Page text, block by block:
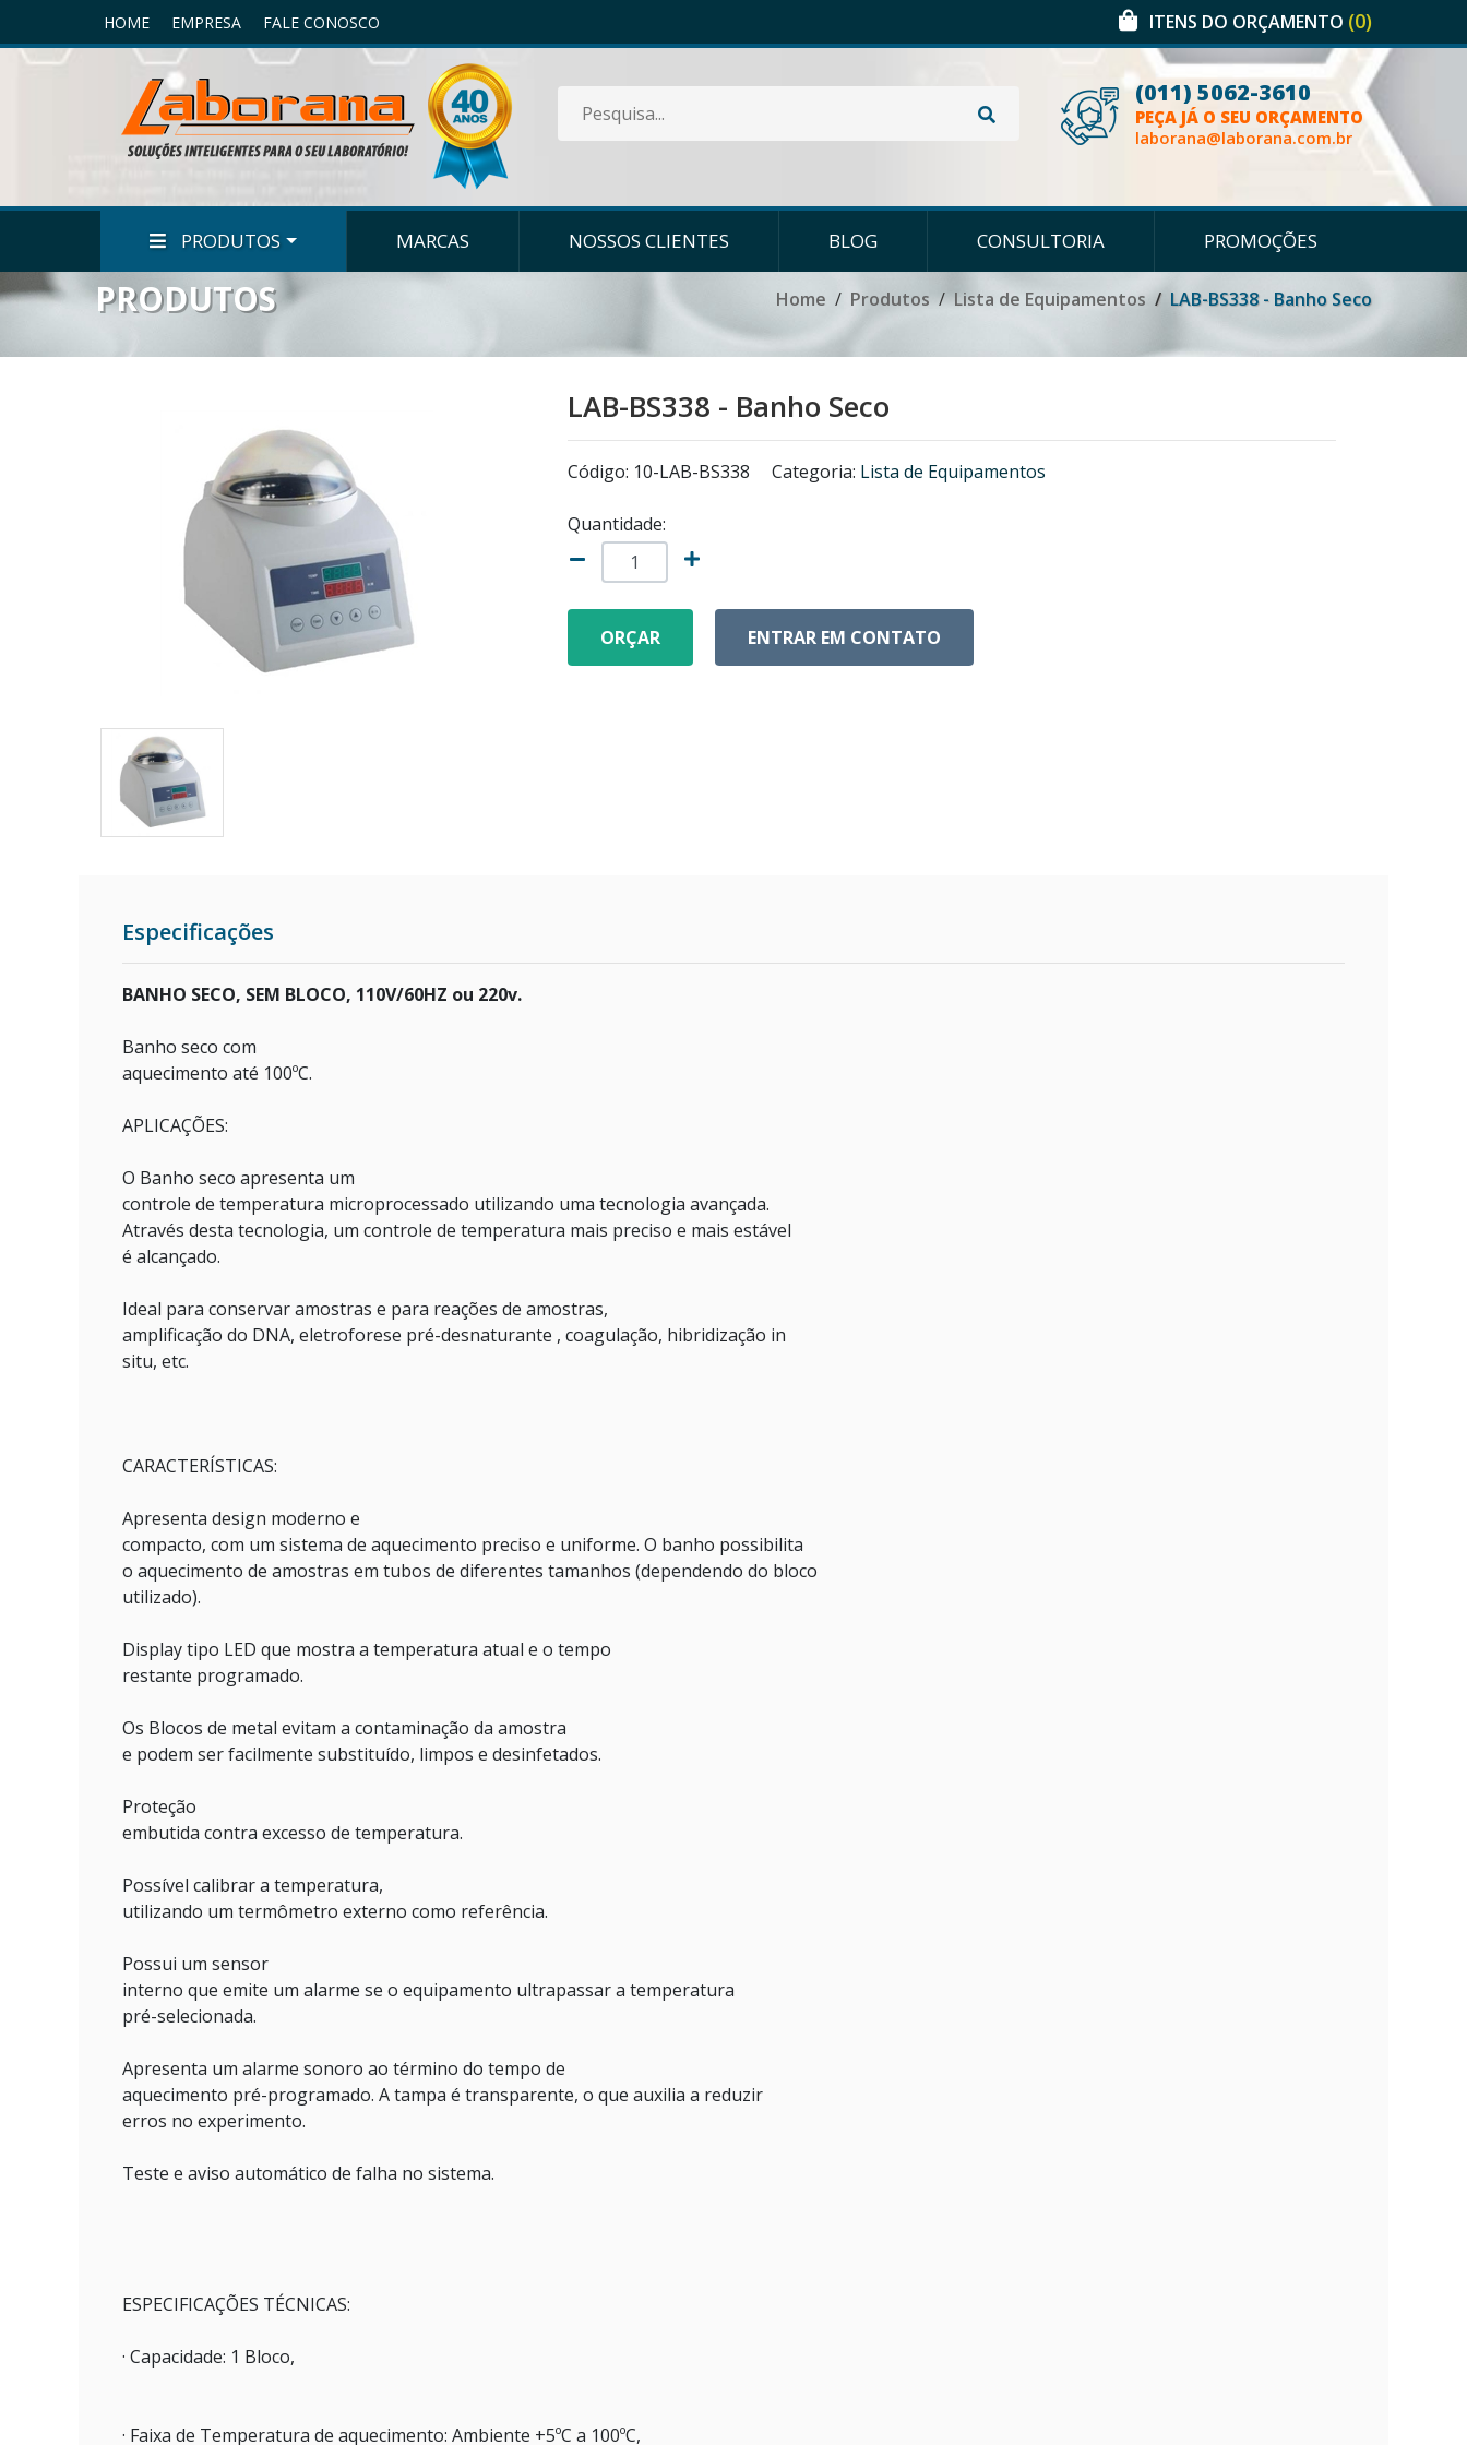
HOME EMPRESA FALE CONOSCO ITENS DO ORÇAMENTO (0)
(011) 5062-3610
PEÇA JÁ O SEU ORÇAMENTO
laborana@laborana.com.br
PRODUTOS MARCAS NOSSOS CLIENTES BLOG CONSULTORIA PROMOÇÕES
PRODUTOS Home Produtos Lista de Equipamentos LAB-BS338 - Banho Seco
LAB-BS338 - Banho Seco
Código: 10-LAB-BS338 Categoria: Lista de Equipamentos
Quantidade:
ORÇAR ENTRAR EM CONTATO
Especificações
BANHO SECO, SEM BLOCO, 110V/60HZ ou 220v.
Banho seco com
aquecimento até 100ºC.
APLICAÇÕES:
O Banho seco apresenta um
controle de temperatura microprocessado utilizando uma tecnologia avançada.
Através desta tecnologia, um controle de temperatura mais preciso e mais estável
é alcançado.
Ideal para conservar amostras e para reações de amostras,
amplificação do DNA, eletroforese pré-desnaturante , coagulação, hibridização in
situ, etc.
CARACTERÍSTICAS:
Apresenta design moderno e
compacto, com um sistema de aquecimento preciso e uniforme. O banho possibilita
o aquecimento de amostras em tubos de diferentes tamanhos (dependendo do bloco
utilizado).
Display tipo LED que mostra a temperatura atual e o tempo
restante programado.
Os Blocos de metal evitam a contaminação da amostra
e podem ser facilmente substituído, limpos e desinfetados.
Proteção
embutida contra excesso de temperatura.
Possível calibrar a temperatura,
utilizando um termômetro externo como referência.
Possui um sensor
interno que emite um alarme se o equipamento ultrapassar a temperatura
pré-selecionada.
Apresenta um alarme sonoro ao término do tempo de
aquecimento pré-programado. A tampa é transparente, o que auxilia a reduzir
erros no experimento.
Teste e aviso automático de falha no sistema.
ESPECIFICAÇÕES TÉCNICAS:
· Capacidade: 1 Bloco,
· Faixa de Temperatura de aquecimento: Ambiente +5ºC a 100ºC,